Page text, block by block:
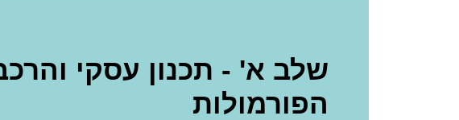
שלב א' - תכנון עסקי
הפורמולות